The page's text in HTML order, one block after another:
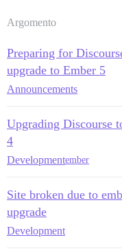
Argomento
Preparing for
upgrade to Ember 5
Announcements
Upgrading Discourse
4
Developmentember
Site broken due to
upgrade
Development